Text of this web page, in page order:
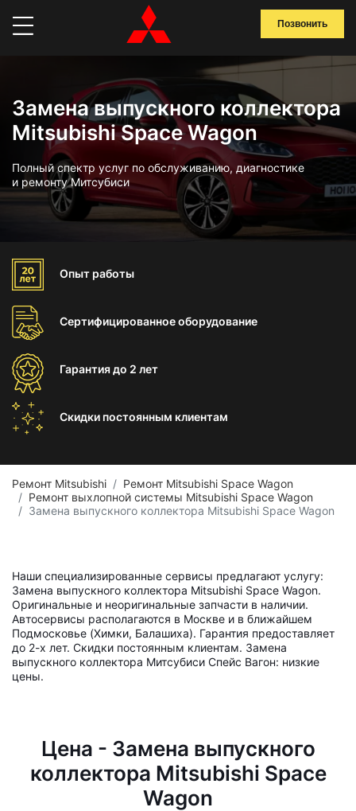
Позвонить
Замена выпускного коллектора
Mitsubishi Space Wagon
Полный спектр услуг по обслуживанию, диагностике
и ремонту Митсубиси
Опыт работы
Сертифицированноеоборудование
Гарантиядо 2 лет
Скидки постоянным клиентам
Ремонт Mitsubishi
Ремонт Mitsubishi Space Wagon
Ремонт выхлопной системы Mitsubishi Space Wagon
Замена выпускного коллектора Mitsubishi Space Wagon
Наши специализированные сервисы предлагают услугу:
Замена выпускного коллектора Mitsubishi Space Wagon.
Оригинальные и неоригинальные запчасти в наличии.
Автосервисы располагаются в Москве и в ближайшем
Подмосковье (Химки, Балашиха). Гарантия предоставляет
до 2-х лет. Скидки постоянным клиентам. Замена
выпускного коллектора Митсубиси Спейс Вагон: низкие
цены.
Цена - Замена выпускного
коллектора Mitsubishi Space
Wagon